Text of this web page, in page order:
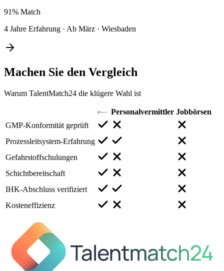
91% Match
4 Jahre Erfahrung · Ab März · Wiesbaden
Machen Sie den Vergleich
Warum TalentMatch24 die klügere Wahl ist
Personalvermittler Jobbörsen
GMP-Konformität geprüft
Prozessleitsystem-Erfahrung
Gefahrstoffschulungen
Schichtbereitschaft
IHK-Abschluss verifiziert
Kosteneffizienz